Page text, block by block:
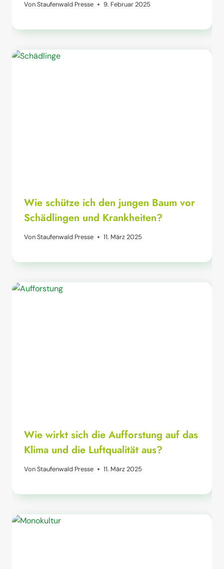
VonStaufenwald Presse 9. Februar 2025
Wie schütze ich den jungen Baum vor
Schädlingen und Krankheiten?
VonStaufenwald Presse 11. März 2025
Wie wirkt sich die Aufforstung auf das
Klima und die Luftqualität aus?
VonStaufenwald Presse 11. März 2025